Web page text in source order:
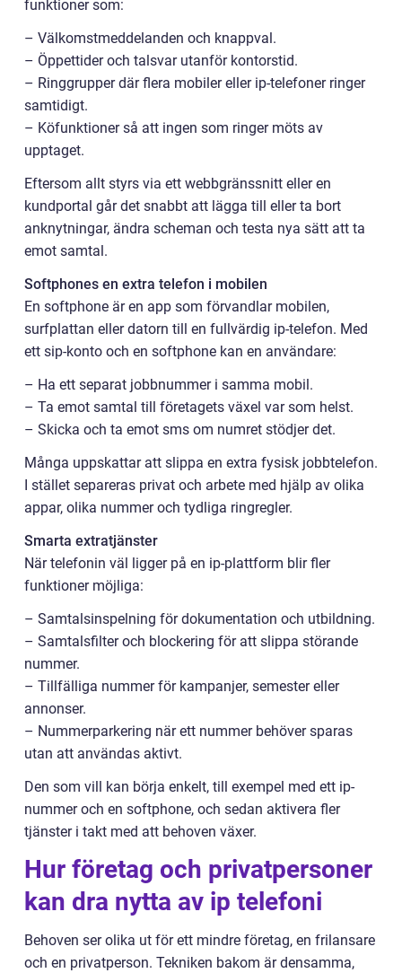
funktioner som:
– Välkomstmeddelanden och knappval.
– Öppettider och talsvar utanför kontorstid.
– Ringgrupper där flera mobiler eller ip-telefoner ringer
samtidigt.
– Köfunktioner så att ingen som ringer möts av
upptaget.
Eftersom allt styrs via ett webbgränssnitt eller en
kundportal går det snabbt att lägga till eller ta bort
anknytningar, ändra scheman och testa nya sätt att ta
emot samtal.
Softphones en extra telefon i mobilen
En softphone är en app som förvandlar mobilen,
surfplattan eller datorn till en fullvärdig ip-telefon. Med
ett sip-konto och en softphone kan en användare:
– Ha ett separat jobbnummer i samma mobil.
– Ta emot samtal till företagets växel var som helst.
– Skicka och ta emot sms om numret stödjer det.
Många uppskattar att slippa en extra fysisk jobbtelefon.
I stället separeras privat och arbete med hjälp av olika
appar, olika nummer och tydliga ringregler.
Smarta extratjänster
När telefonin väl ligger på en ip-plattform blir fler
funktioner möjliga:
– Samtalsinspelning för dokumentation och utbildning.
– Samtalsfilter och blockering för att slippa störande
nummer.
– Tillfälliga nummer för kampanjer, semester eller
annonser.
– Nummerparkering när ett nummer behöver sparas
utan att användas aktivt.
Den som vill kan börja enkelt, till exempel med ett ip-
nummer och en softphone, och sedan aktivera fler
tjänster i takt med att behoven växer.
Hur företag och privatpersoner
kan dra nytta av ip telefoni
Behoven ser olika ut för ett mindre företag, en frilansare
och en privatperson. Tekniken bakom är densamma,